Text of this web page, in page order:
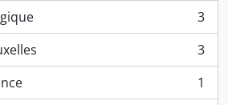
3
3
1